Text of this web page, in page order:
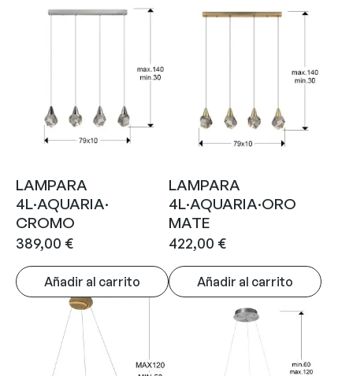
LAMPARA
4L·AQUARIA·
CROMO
389,00 €
Añadir al carrito
LAMPARA
4L·AQUARIA·ORO
MATE
422,00 €
Añadir al carrito